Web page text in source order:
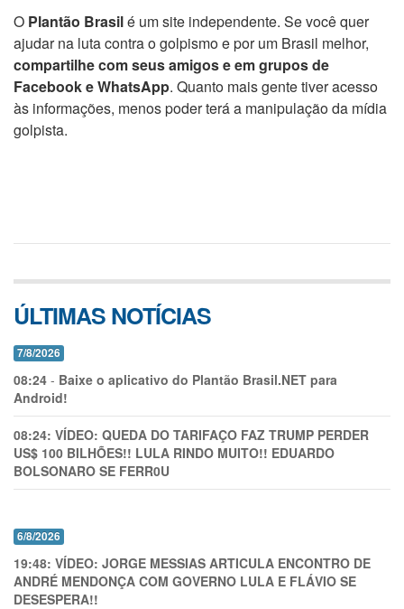
O Plantão Brasilé um site independente. Se você quer
ajudar na luta contra o golpismo e por um Brasil melhor,
compartilhe com seus amigos e em grupos de
Facebook e WhatsApp. Quanto mais gente tiver acesso
às informações, menos poder terá a manipulação da mídia
golpista.
ÚLTIMAS NOTÍCIAS
7/8/2026
08:24 - Baixe o aplicativo do Plantão Brasil.NET para
Android!
08:24: VÍDEO: QUEDA DO TARIFAÇO FAZ TRUMP PERDER
US$ 100 BILHÕES!! LULA RINDO MUITO!! EDUARDO
BOLSONARO SE FERR0U
6/8/2026
19:48: VÍDEO: JORGE MESSIAS ARTICULA ENCONTRO DE
ANDRÉ MENDONÇA COM GOVERNO LULA E FLÁVIO SE
DESESPERA!!